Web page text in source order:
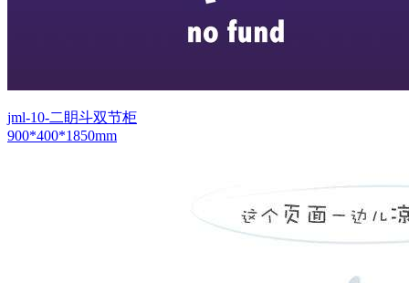
jml-10-二眀斗双节柜
900*400*1850mm